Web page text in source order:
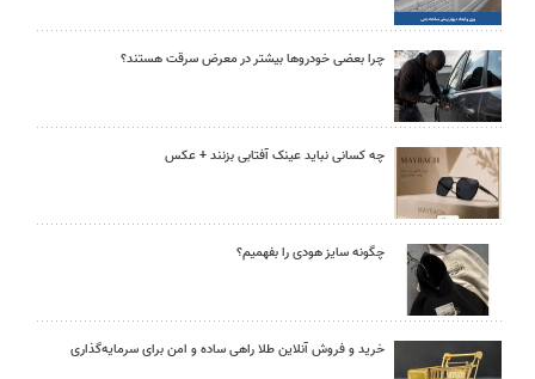
چرا بعضی خودروها بیشتر در معرض سرقت هستند؟
چه کسانی نباید عینک آفتابی بزنند + عکس
چگونه سایز هودی را بفهمیم؟
خرید و فروش آنلاین طلا راهی ساده و امن برای سرمایه‌گذاری